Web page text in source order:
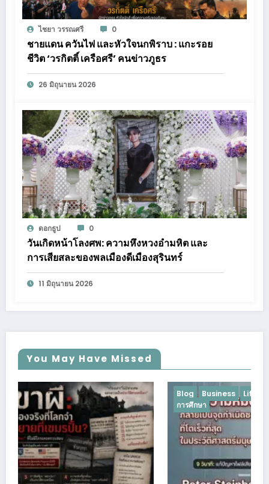
ไชยา วรรณศรี 0
ชายแดน ควันไฟ และหัวใจนกพิราบ : แกะรอย
ชีวิต ‘วรกิตติ์ เครือศรี’ คนข่าวภูธร
26 มิถุนายน 2026
ดอกธูป 0
วันเกิดหน้าโลงศพ: ความหึงหวงอำมหิต และ
การเสียสละของพลเมืองดีเมืองสุรินทร์
11 มิถุนายน 2026
You May Have Missed
Blog Business Lifestyle Podcast
Uncategorized
การศึกษา